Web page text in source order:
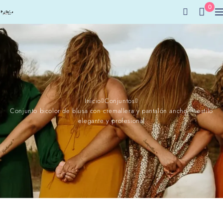
0
Inicio Conjuntos
Conjunto bicolor de blusa con cremallera y pantalón ancho – estilo
elegante y profesional